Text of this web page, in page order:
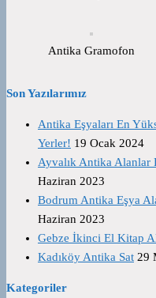
Antika Gramofon
Son Yazılarımız
Antika Eşyaları En
Yerler! 19 Ocak 2024
Ayvalık Antika Alanlar
Haziran 2023
Bodrum Antika Eşya
Haziran 2023
Gebze İkinci El Kitap
Kadıköy Antika Sat 29
Kategoriler